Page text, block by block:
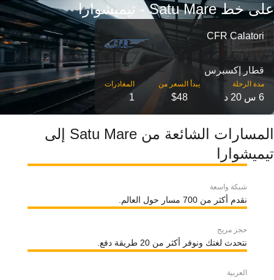
على خط Satu Mare - تيميشوارا
CFR Calatori
قطار إكسبرس
مدة الرحلة
6 س 20 د $48
1
المسارات الشائعة من Satu Mare إلى
تيميشوارا
شبكة واسعة
نقدم أكثر من 700 مسار حول العالم.
حجز مريح
نتحدث لغتك ونوفر أكثر من 20 طريقة دفع.
العربية